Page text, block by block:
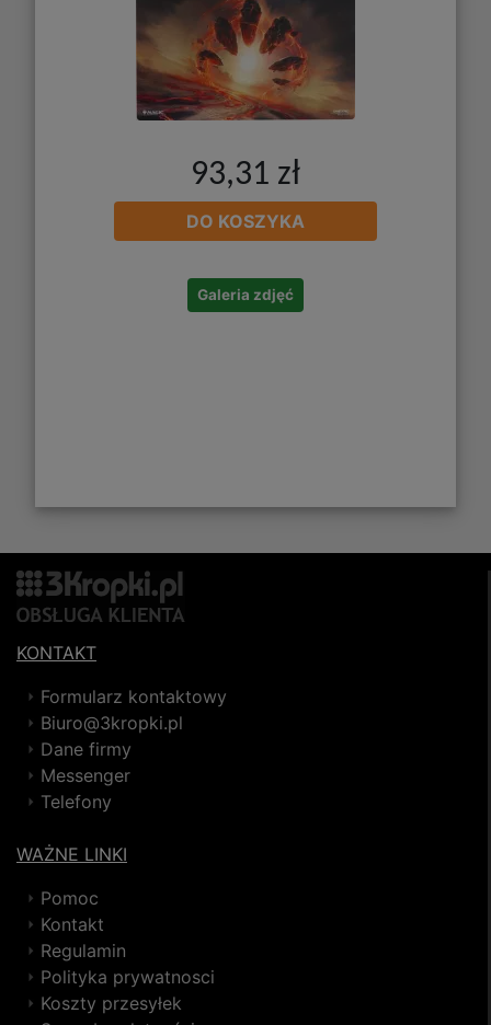
93,31 zł
DO KOSZYKA
Galeria zdjęć
KONTAKT
Formularz kontaktowy
Biuro@3kropki.pl
Dane firmy
Messenger
Telefony
WAŻNE LINKI
Pomoc
Kontakt
Regulamin
Polityka prywatnosci
Koszty przesyłek